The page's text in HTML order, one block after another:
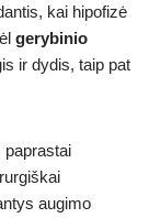
kai hipofizė
gerybinio
ir dydis, taip pat
paprastai
augimo